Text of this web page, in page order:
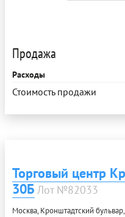
Продажа
Расходы
Стоимость продажи
Торговый центр
30Б Лот №82033
Москва, Кронштадтский